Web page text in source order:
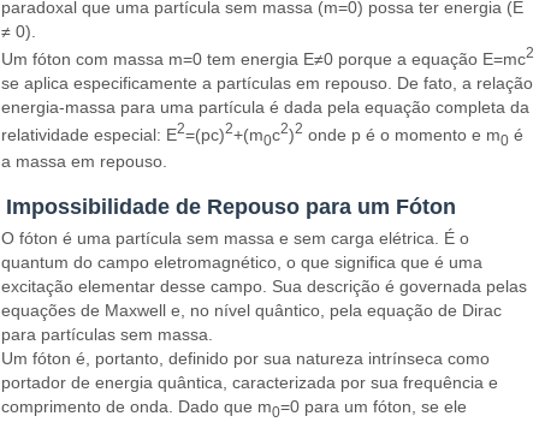
paradoxal que uma partícula sem massa (m=0) possa ter energia (E
≠ 0).
Um fóton com massa m=0 tem energia E≠0 porque a equação E=mc2
se aplica especificamente a partículas em repouso. De fato, a relação
energia-massa para uma partícula é dada pela equação completa da
relatividade especial: E2=(pc)2+(m0c2)2 onde p é o momento e m0 é
a massa em repouso.
Impossibilidade de Repouso para um Fóton
O fóton é uma partícula sem massa e sem carga elétrica. É o
quantum do campo eletromagnético, o que significa que é uma
excitação elementar desse campo. Sua descrição é governada pelas
equações de Maxwell e, no nível quântico, pela equação de Dirac
para partículas sem massa.
Um fóton é, portanto, definido por sua natureza intrínseca como
portador de energia quântica, caracterizada por sua frequência e
comprimento de onda. Dado que m0=0 para um fóton, se ele